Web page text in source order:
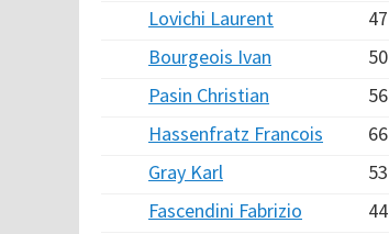
Lovichi Laurent
47
Bourgeois Ivan
50
Pasin Christian
56
Hassenfratz Francois
66
Gray Karl
53
Fascendini Fabrizio
44